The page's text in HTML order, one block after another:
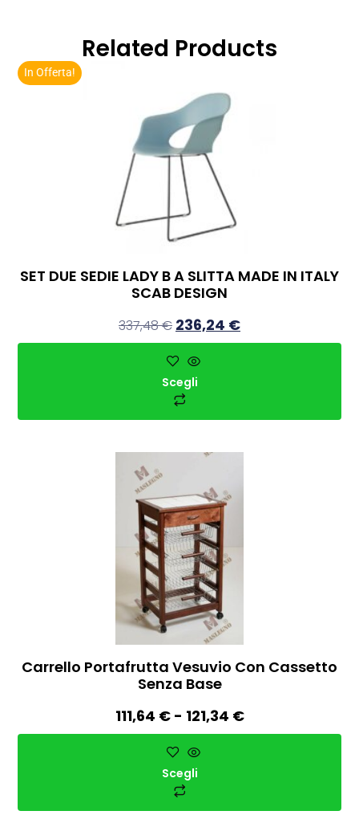
Related Products
In Offerta!
SET DUE SEDIE LADY B A SLITTA MADE IN ITALY
SCAB DESIGN
337,48€ 236,24 €
Scegli
Carrello Portafrutta Vesuvio Con Cassetto
Senza Base
111,64 € - 121,34 €
Scegli